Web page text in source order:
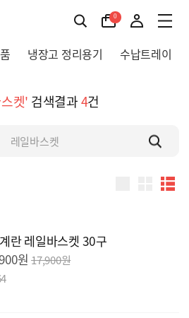
0
냉장고 정리용기 수납트레이
켓' 검색결과4건
란 레일바스켓 30구
원 17,900원